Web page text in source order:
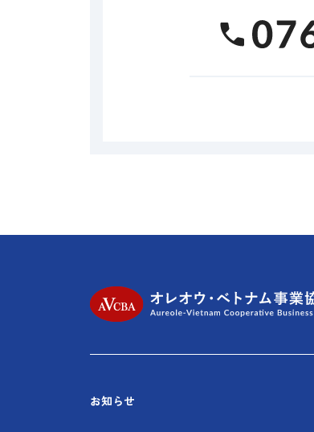
お知らせ